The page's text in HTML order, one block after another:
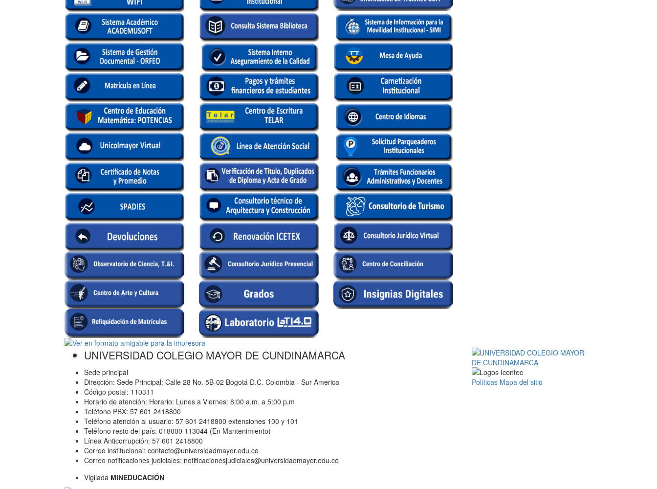
UNIVERSIDAD COLEGIO MAYOR DE CUNDINAMARCA
Sede principal
Dirección: Sede Principal: Calle 28 No. 5B-02 Bogotá D.C. Colombia - Sur America
Código postal: 110311
Horario de atención: Horario: Lunes a Viernes: 8:00 a.m. a 5:00 p.m
Teléfono PBX: 57 601 2418800
Teléfono atención al usuario: 57 601 2418800 extensiones 100 y 101
Teléfono resto del país: 018000 113044 (En Mantenimiento)
Línea Anticorrupción: 57 601 2418800
Correo institucional: contacto@universidadmayor.edu.co
Correo notificaciones judiciales: notificacionesjudiciales@universidadmayor.edu.co
Vigilada MINEDUCACIÓN
Políticas Mapa del sitio